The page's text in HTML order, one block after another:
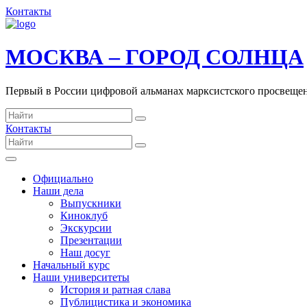
Контакты
МОСКВА – ГОРОД СОЛНЦА
Первый в России цифровой альманах марксистского
Контакты
Официально
Наши дела
Выпускники
Киноклуб
Экскурсии
Презентации
Наш досуг
Начальный курс
Наши университеты
История и ратная слава
Публицистика и экономика